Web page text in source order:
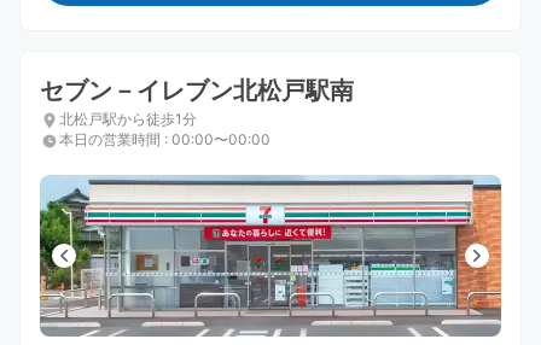
セブン－イレブン北松戸駅南
北松戸駅から徒歩1分
本日の営業時間 : 00:00〜00:00